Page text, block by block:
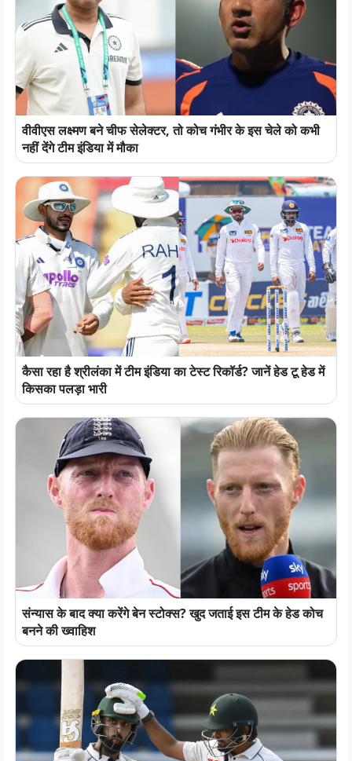
वीवीएस लक्ष्मण बने चीफ सेलेक्टर, तो कोच गंभीर के इस चेले को कभी
नहीं देंगे टीम इंडिया में मौका
कैसा रहा है श्रीलंका में टीम इंडिया का टेस्ट रिकॉर्ड? जानें हेड टू हेड में
किसका पलड़ा भारी
संन्यास के बाद क्या करेंगे बेन स्टोक्स? खुद जताई इस टीम के हेड कोच
बनने की ख्वाहिश